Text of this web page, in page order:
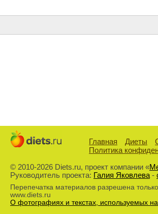
Главная Диеты
Политика
© 2010-2026 Diets.ru, проект компании «
Руководитель проекта: Галия Яковлева-
Перепечатка материалов разрешена
www.diets.ru
О фотографиях и текстах, используемых